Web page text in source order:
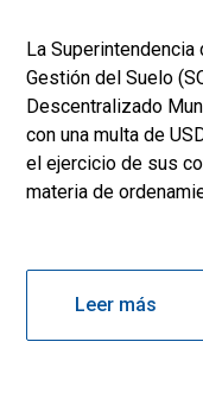
La Superintendencia
Gestión del Suelo
Descentralizado
con una multa de
el ejercicio de sus
materia de
Leer más